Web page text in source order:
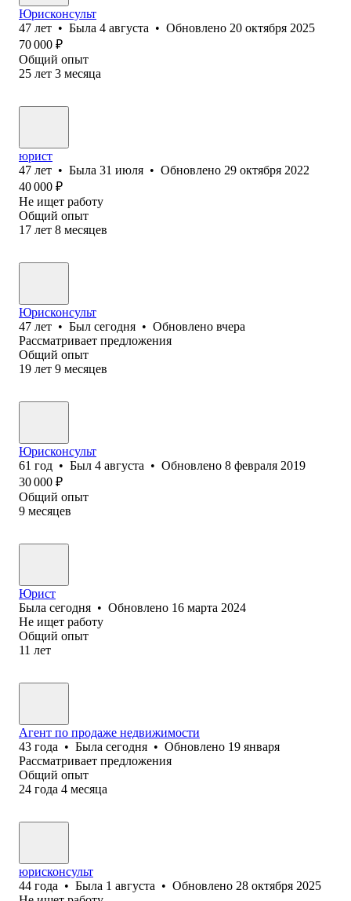
Юрисконсульт
47 лет • Была 4 августа • Обновлено 20 октября 2025
70 000 ₽
Общий опыт
25 лет 3 месяца
юрист
47 лет • Была 31 июля • Обновлено 29 октября 2022
40 000 ₽
Не ищет работу
Общий опыт
17 лет 8 месяцев
Юрисконсульт
47 лет • Был сегодня • Обновлено вчера
Рассматривает предложения
Общий опыт
19 лет 9 месяцев
Юрисконсульт
61 год • Был 4 августа • Обновлено 8 февраля 2019
30 000 ₽
Общий опыт
9 месяцев
Юрист
Была сегодня • Обновлено 16 марта 2024
Не ищет работу
Общий опыт
11 лет
Агент по продаже недвижимости
43 года • Была сегодня • Обновлено 19 января
Рассматривает предложения
Общий опыт
24 года 4 месяца
юрисконсульт
44 года • Была 1 августа • Обновлено 28 октября 2025